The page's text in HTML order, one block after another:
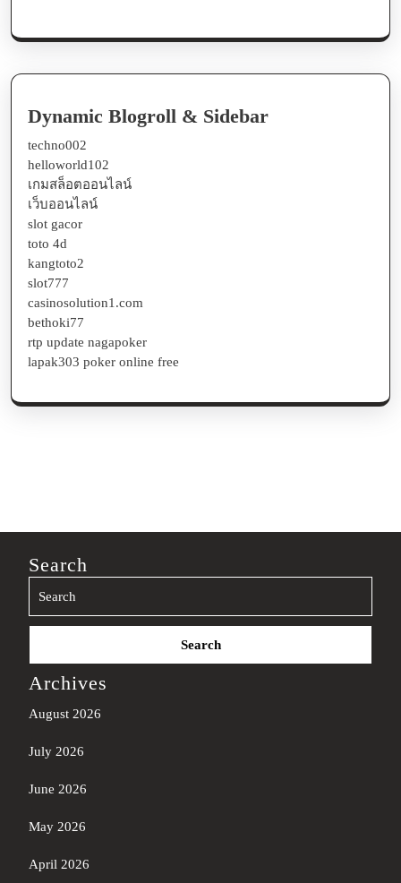
Dynamic Blogroll & Sidebar
techno002
helloworld102
เกมสล็อตออนไลน์
เว็บออนไลน์
slot gacor
toto 4d
kangtoto2
slot777
casinosolution1.com
bethoki77
rtp update nagapoker
lapak303 poker online free
Search
Search
Archives
August 2026
July 2026
June 2026
May 2026
April 2026